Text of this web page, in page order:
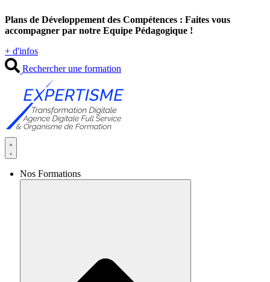
au
contenu
Plans de Développement des Compétences : Faites vous
accompagner par notre Equipe Pédagogique !
+ d'infos
Rechercher une formation
Nos Formations